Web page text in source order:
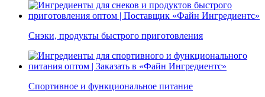
Снэки, продукты быстрого приготовления
Спортивное и функциональное питание